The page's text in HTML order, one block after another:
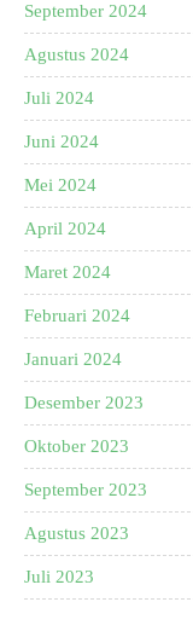
September 2024
Agustus 2024
Juli 2024
Juni 2024
Mei 2024
April 2024
Maret 2024
Februari 2024
Januari 2024
Desember 2023
Oktober 2023
September 2023
Agustus 2023
Juli 2023